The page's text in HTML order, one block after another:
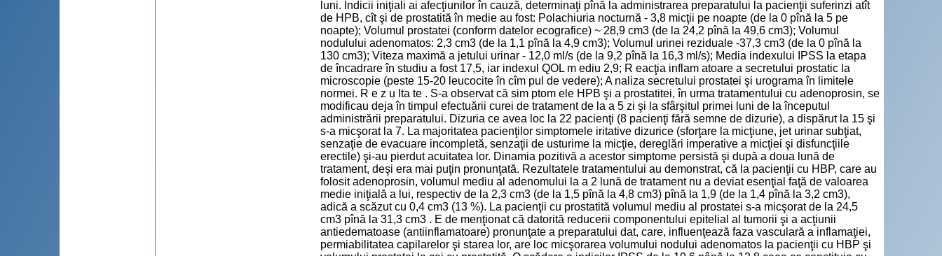
luni. Indicii iniţiali ai afecţiunilor în cauză, determinaţi pînă la administrarea preparatului la pacienţii suferinzi atît
de HPB, cît şi de prostatită în medie au fost: Polachiuria nocturnă - 3,8 micţii pe noapte (de la 0 pînă la 5 pe
noapte); Volumul prostatei (conform datelor ecografice) ~ 28,9 cm3 (de la 24,2 pînă la 49,6 cm3); Volumul
nodulului adenomatos: 2,3 cm3 (de la 1,1 pînă la 4,9 cm3); Volumul urinei reziduale -37,3 cm3 (de la 0 pînă la
130 cm3); Viteza maximă a jetului urinar - 12,0 ml/s (de la 9,2 pînă la 16,3 ml/s); Media indexului IPSS la etapa
de încadrare în studiu a fost 17,5, iar indexul QOL m ediu 2,9; R eacţia inflam atoare a secretului prostatic la
microscopie (peste 15-20 leucocite în cîm pul de vedere); A naliza secretului prostatei şi urograma în limitele
normei. R e z u lta te . S-a observat că sim ptom ele HPB şi a prostatitei, în urma tratamentului cu adenoprosin, se
modificau deja în timpul efectuării curei de tratament de la a 5 zi şi la sfârşitul primei luni de la începutul
administrării preparatului. Dizuria ce avea loc la 22 pacienţi (8 pacienţi fără semne de dizurie), a dispărut la 15 şi
s-a micşorat la 7. La majoritatea pacienţilor simptomele iritative dizurice (sforţare la micţiune, jet urinar subţiat,
senzaţie de evacuare incompletă, senzaţii de usturime la micţie, dereglări imperative a micţiei şi disfuncţiile
erectile) şi-au pierdut acuitatea lor. Dinamia pozitivă a acestor simptome persistă şi după a doua lună de
tratament, deşi era mai puţin pronunţată. Rezultatele tratamentului au demonstrat, că la pacienţii cu HBP, care au
folosit adenoprosin, volumul mediu al adenomului la a 2 lună de tratament nu a deviat esenţial faţă de valoarea
medie iniţială a lui, respectiv de la 2,3 cm3 (de la 1,5 pînă la 4,8 cm3) pînă la 1,9 (de la 1,4 pînă la 3,2 cm3),
adică a scăzut cu 0,4 cm3 (13 %). La pacienţii cu prostatită volumul mediu al prostatei s-a micşorat de la 24,5
cm3 pînă la 31,3 cm3 . E de menţionat că datorită reducerii componentului epitelial al tumorii şi a acţiunii
antiedematoase (antiinflamatoare) pronunţate a preparatului dat, care, influenţează faza vasculară a inflamaţiei,
permiabilitatea capilarelor şi starea lor, are loc micşorarea volumului nodului adenomatos la pacienţii cu HBP şi